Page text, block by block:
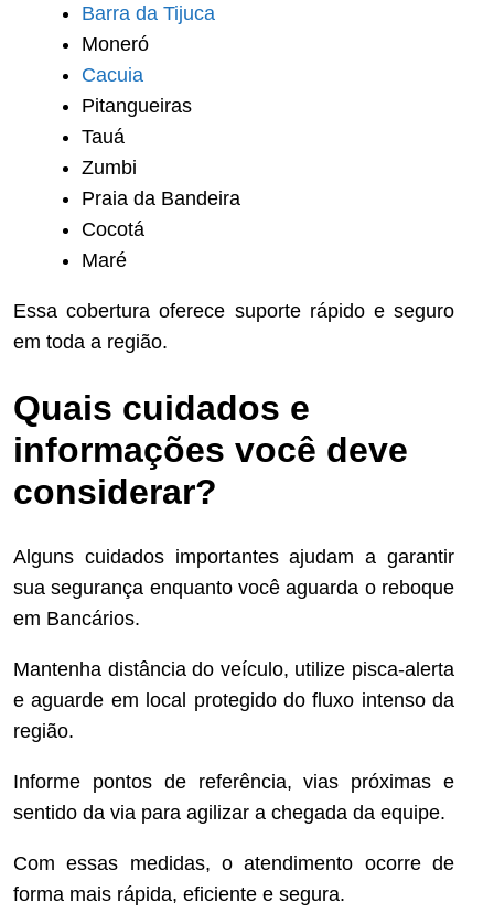
Barra da Tijuca
Moneró
Cacuia
Pitangueiras
Tauá
Zumbi
Praia da Bandeira
Cocotá
Maré
Essa cobertura oferece suporte rápido e seguro
em toda a região.
Quais cuidados e
informações você deve
considerar?
Alguns cuidados importantes ajudam a garantir
sua segurança enquanto você aguarda o reboque
em Bancários.
Mantenha distância do veículo, utilize pisca-alerta
e aguarde em local protegido do fluxo intenso da
região.
Informe pontos de referência, vias próximas e
sentido da via para agilizar a chegada da equipe.
Com essas medidas, o atendimento ocorre de
forma mais rápida, eficiente e segura.